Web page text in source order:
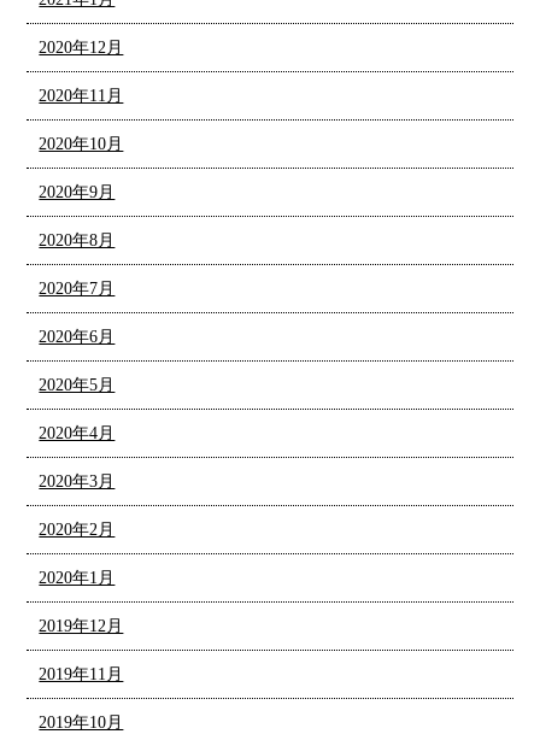
2020年12月
2020年11月
2020年10月
2020年9月
2020年8月
2020年7月
2020年6月
2020年5月
2020年4月
2020年3月
2020年2月
2020年1月
2019年12月
2019年11月
2019年10月